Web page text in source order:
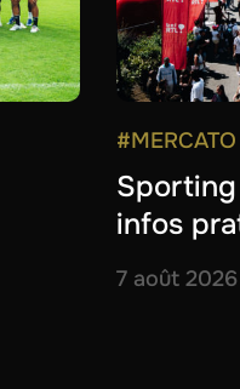
#MERCATO
infos
7 août 2026